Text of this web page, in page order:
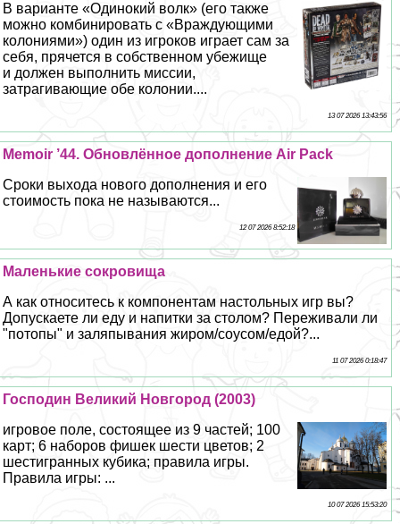
В варианте «Одинокий волк» (его также
можно комбинировать с «Враждующими
колониями») один из игроков играет сам за
себя, прячется в собственном убежище
и должен выполнить миссии,
затрагивающие обе колонии....
13 07 2026 13:43:56
Memoir ’44. Обновлённое дополнение Air Pack
Сроки выхода нового дополнения и его
стоимость пока не называются...
12 07 2026 8:52:18
Маленькие сокровища
А как относитесь к компонентам настольных игр вы?
Допускаете ли еду и напитки за столом? Переживали ли
"потопы" и заляпывания жиром/соусом/едой?...
11 07 2026 0:18:47
Господин Великий Новгород (2003)
игровое поле, состоящее из 9 частей; 100
карт; 6 наборов фишек шести цветов; 2
шестигранных кубика; правила игры.
Правила игры: ...
10 07 2026 15:53:20